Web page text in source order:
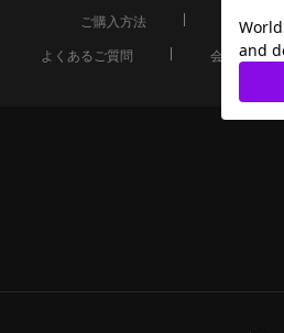
ご購入方法 配送につ
よくあるご質問
会員ページ